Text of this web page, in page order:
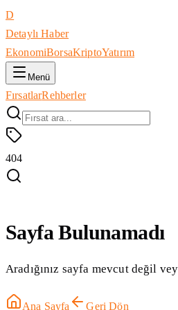
D
Detaylı Haber
EkonomiBorsaKriptoYatırım
Menü
FırsatlarRehberler
404
Sayfa Bulunamadı
Aradığınız sayfa mevcut değil
Ana Sayfa Geri Dön